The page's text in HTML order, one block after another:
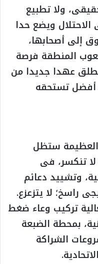
ولا تطبيع
ويضع حدا
إلى أصحابها،
المنطقة فرصة
عهدا جديدا من
أفضل تستحقه
العظيمة ستظل
لا تنكسر، فى
وتشييد دعائم
راسخ؛ لا يتزعزع.
تركيب وعاء ضغط
بمحطة الضبعة
الشراكة